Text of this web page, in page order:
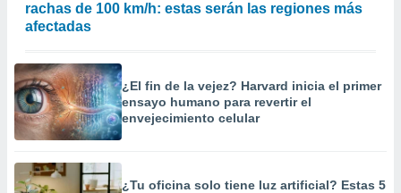
rachas de 100 km/h: estas serán las regiones más
afectadas
¿El fin de la vejez? Harvard inicia el primer
ensayo humano para revertir el
envejecimiento celular
¿Tu oficina solo tiene luz artificial? Estas 5